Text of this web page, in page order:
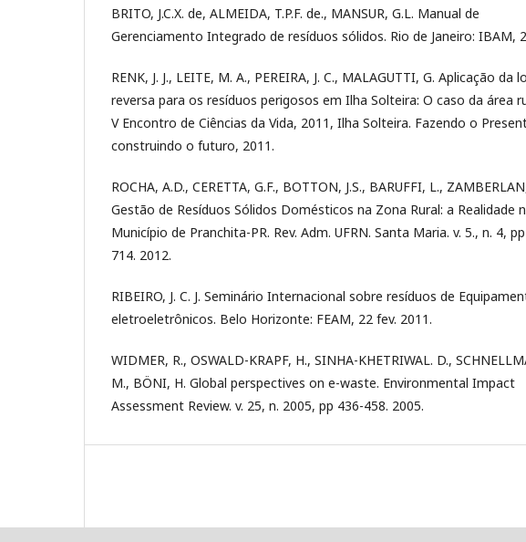
BRITO, J.C.X. de, ALMEIDA, T.P.F. de., MANSUR, G.L. Manual de
Gerenciamento Integrado de resíduos sólidos. Rio de Janeiro: IBAM,
RENK, J. J., LEITE, M. A., PEREIRA, J. C., MALAGUTTI, G. Aplicação da
reversa para os resíduos perigosos em Ilha Solteira: O caso da área
V Encontro de Ciências da Vida, 2011, Ilha Solteira. Fazendo o
construindo o futuro, 2011.
ROCHA, A.D., CERETTA, G.F., BOTTON, J.S., BARUFFI, L.,
Gestão de Resíduos Sólidos Domésticos na Zona Rural: a Realidade
Município de Pranchita-PR. Rev. Adm. UFRN. Santa Maria. v. 5., n. 4,
714. 2012.
RIBEIRO, J. C. J. Seminário Internacional sobre resíduos de
eletroeletrônicos. Belo Horizonte: FEAM, 22 fev. 2011.
WIDMER, R., OSWALD-KRAPF, H., SINHA-KHETRIWAL. D.,
M., BÖNI, H. Global perspectives on e-waste. Environmental Impact
Assessment Review. v. 25, n. 2005, pp 436-458. 2005.